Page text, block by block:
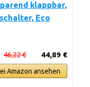
klappbar,
Eco
44,89 €
46,22 €
Amazon ansehen